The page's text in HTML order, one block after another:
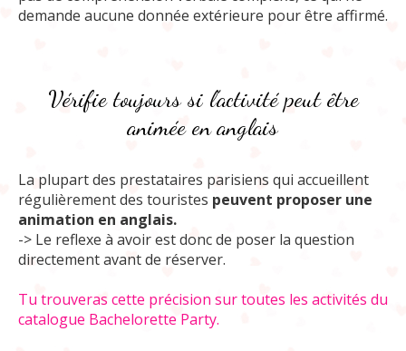
demande aucune donnée extérieure pour être affirmé.
Vérifie toujours si l’activité peut être
animée en anglais
La plupart des prestataires parisiens qui accueillent
régulièrement des touristes peuvent proposer une
animation en anglais.
-> Le reflexe à avoir est donc de poser la question
directement avant de réserver.
Tu trouveras cette précision sur toutes les activités du
catalogue Bachelorette Party.